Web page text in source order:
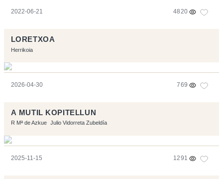
2022-06-21 4820
LORETXOA
Herrikoia
2026-04-30 769
A MUTIL KOPITELLUN
R Mª de Azkue Julio Vidorreta Zubeldía
2025-11-15 1291